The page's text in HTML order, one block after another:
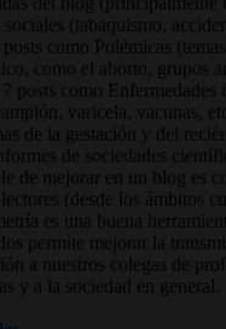
sociales (tabaquismo,
como Polémicas (temas
como el aborto, grupos
posts como Enfermedades
varicela, vacunas,
de la gestación y del
de sociedades
de mejorar en un blog es
(desde los ámbitos
es una buena
permite mejorar la
a nuestros colegas de
y a la sociedad en general.